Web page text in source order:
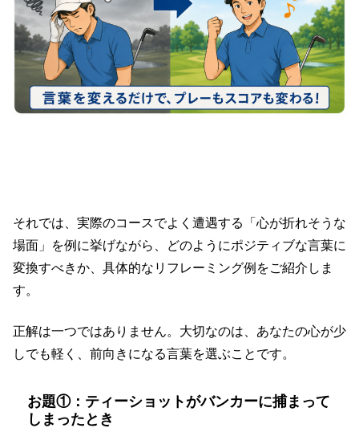
それでは、実際のコースでよく遭遇する「心が折れそうな
場面」を例に挙げながら、どのようにポジティブな言葉に
変換すべきか、具体的なリフレーミング例をご紹介しま
す。
正解は一つではありません。大切なのは、あなたの心が少
しでも軽く、前向きになる言葉を選ぶことです。
お題①：ティーショットがバンカーに捕まって
しまったとき